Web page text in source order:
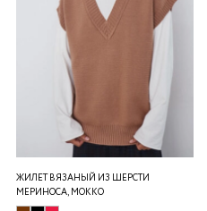
ЖИЛЕТ ВЯЗАНЫЙ ИЗ ШЕРСТИ
МЕРИНОСА, МОККО